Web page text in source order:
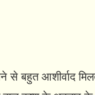
से बहुत आशीर्वाद